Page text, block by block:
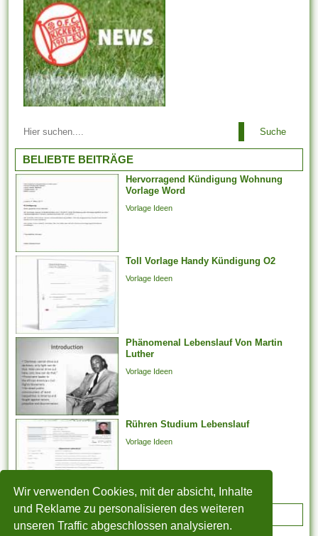
Wir verwenden Cookies, mit der absicht, Inhalte
und Reklame zu personalisieren des weiteren
unseren Traffic abgeschlossen analysieren.
Arbeitsaufsichtsbeamten oder
vom Ermessen des...
Arbeitgeber ist es es
untersagt, irgendeinen
Arbeitnehmer zu entlassen,
der aufgrund der Teilnahme an
Arbeitstreffen und der Layout
von Arbeitsforderungen
darüber hinaus -
verhandlungen, deren
Jahresabschluss noch
aussteht, bei weitem nicht
weiter arbeiten
möglicherweise. Er kann...
Suche
BELIEBTE BEITRÄGE
Hervorragend Kündigung Wohnung
Vorlage Word
Vorlage Ideen
Toll Vorlage Handy Kündigung O2
Vorlage Ideen
Phänomenal Lebenslauf Von Martin
Luther
Vorlage Ideen
Rühren Studium Lebenslauf
Vorlage Ideen
ADVERTISEMENT